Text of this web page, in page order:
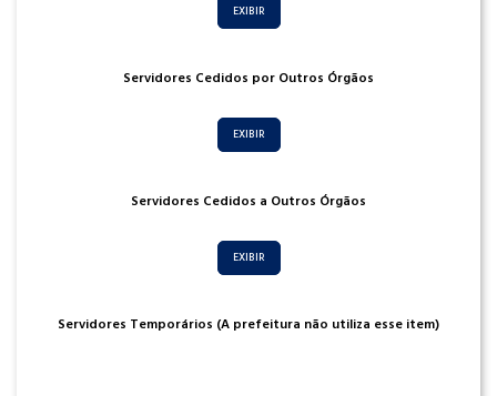
EXIBIR
Servidores Cedidos por Outros Órgãos
EXIBIR
Servidores Cedidos a Outros Órgãos
EXIBIR
Servidores Temporários (A prefeitura não utiliza esse item)